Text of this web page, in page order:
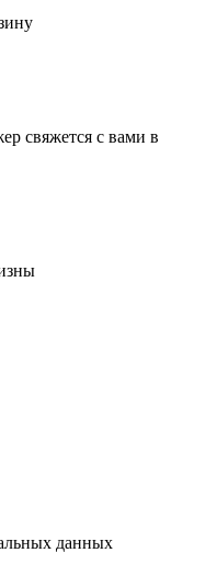
свяжется с вами в
данных